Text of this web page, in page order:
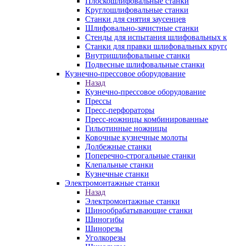
Круглошлифовальные станки
Станки для снятия заусенцев
Шлифовально-зачистные станки
Стенды для испытания шлифовальных
Станки для правки шлифовальных
Внутришлифовальные станки
Подвесные шлифовальные станки
Кузнечно-прессовое оборудование
Назад
Кузнечно-прессовое оборудование
Прессы
Пресс-перфораторы
Пресс-ножницы комбинированные
Гильотинные ножницы
Ковочные кузнечные молоты
Долбежные станки
Поперечно-строгальные станки
Клепальные станки
Кузнечные станки
Электромонтажные станки
Назад
Электромонтажные станки
Шинообрабатывающие станки
Шиногибы
Шинорезы
Уголкорезы